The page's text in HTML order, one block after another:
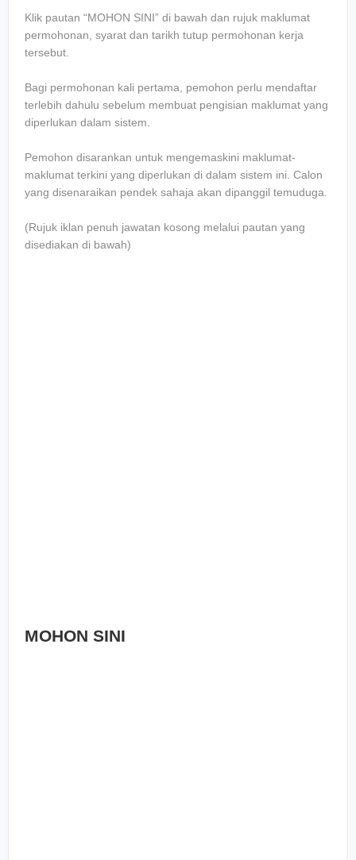
Klik pautan “MOHON SINI” di bawah dan rujuk maklumat
permohonan, syarat dan tarikh tutup permohonan kerja
tersebut.
Bagi permohonan kali pertama, pemohon perlu mendaftar
terlebih dahulu sebelum membuat pengisian maklumat yang
diperlukan dalam sistem.
Pemohon disarankan untuk mengemaskini maklumat-
maklumat terkini yang diperlukan di dalam sistem ini. Calon
yang disenaraikan pendek sahaja akan dipanggil temuduga.
(Rujuk iklan penuh jawatan kosong melalui pautan yang
disediakan di bawah)
MOHON SINI